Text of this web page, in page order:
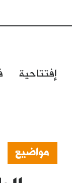
إفتتاحية
مواضيع